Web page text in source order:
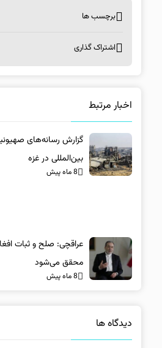
برچسب ها
اشتراک گذاری
اخبار مرتبط
گزارش رسانه‌های
بین‌المللی در غزه
8 ماه پیش
عراقچی: صلح و ثبات
محقق می‌شود
8 ماه پیش
دیدگاه ها